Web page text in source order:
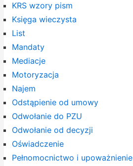
KRS wzory pism
Księga wieczysta
List
Mandaty
Mediacje
Motoryzacja
Najem
Odstąpienie od umowy
Odwołanie do PZU
Odwołanie od decyzji
Oświadczenie
Pełnomocnictwo i upoważnienie